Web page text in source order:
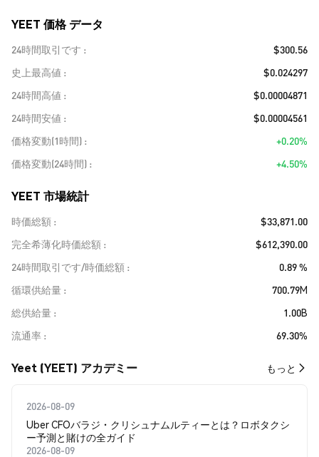
YEET 価格 データ
24時間取引です
$300.56
史上最高値
$0.024297
24時間高値
$0.00004871
24時間安値
$0.00004561
価格変動(1時間)
+0.20%
価格変動(24時間)
+4.50%
YEET 市場統計
時価総額
$33,871.00
完全希薄化時価総額
$612,390.00
24時間取引です/時価総額
0.89 %
循環供給量
700.79M
総供給量
1.00B
流通率
69.30%
Yeet (YEET) アカデミー もっと
2026-08-09
Uber CFOバラジ・クリシュナムルティーとは？ロボタクシ
ー予測と賭けの全ガイド
2026-08-09